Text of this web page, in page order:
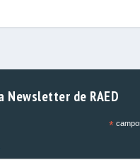
Newsletter de RAED
*